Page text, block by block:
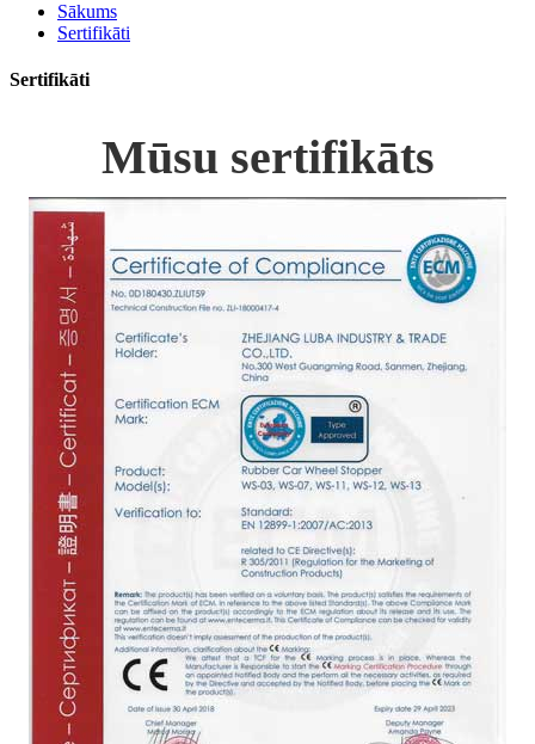
Sākums
Sertifikāti
Sertifikāti
Mūsu sertifikāts